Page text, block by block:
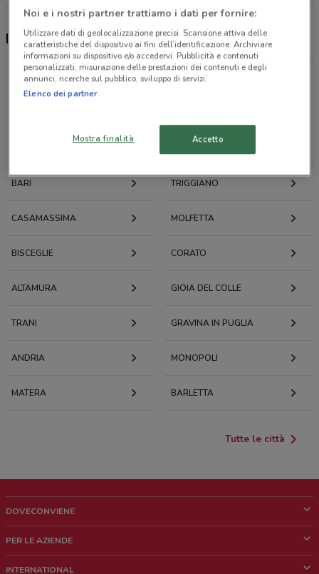
Dedicar, offerte e concessionari
BARI TRIGGIANO
CASAMASSIMA MOLFETTA
BISCEGLIE CORATO
ALTAMURA GIOIA DEL COLLE
TRANI GRAVINA IN PUGLIA
ANDRIA MONOPOLI
MATERA BARLETTA
Tutte le città
DOVECONVIENE
Chi siamo
PER LE AZIENDE
INTERNATIONAL
Noi e i nostri partner trattiamo i dati per fornire:
Utilizzare dati di geolocalizzazione precisi. Scansione attiva delle
caratteristiche del dispositivo ai fini dell’identificazione. Archiviare
informazioni su dispositivo e/o accedervi. Pubblicità e contenuti
personalizzati, misurazione delle prestazioni dei contenuti e degli
annunci, ricerche sul pubblico, sviluppo di servizi.
Elenco dei partner
Mostra finalità Accetto